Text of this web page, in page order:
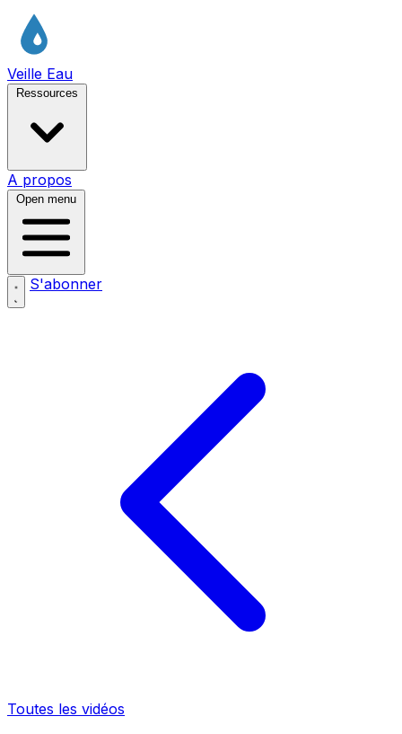
Veille Eau
Ressources
A propos
Open menu
S'abonner
Toutes les vidéos